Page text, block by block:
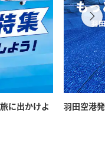
に出かけよ
羽田空港